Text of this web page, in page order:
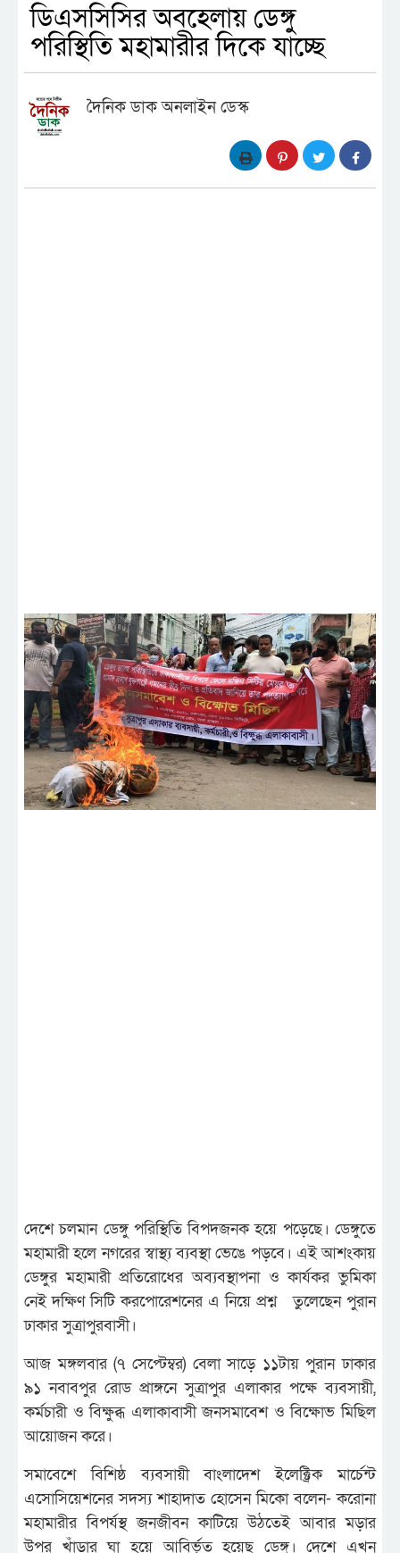
ডিএসসিসির অবহেলায় ডেঙ্গু
পরিস্থিতি মহামারীর দিকে যাচ্ছে
দৈনিক ডাক অনলাইন ডেস্ক
দেশে চলমান ডেঙ্গু পরিস্থিতি বিপদজনক হয়ে পড়েছে। ডেঙ্গুতে
মহামারী হলে নগরের স্বাস্থ্য ব্যবস্থা ভেঙে পড়বে। এই আশংকায়
ডেঙ্গুর মহামারী প্রতিরোধের অব্যবস্থাপনা ও কার্যকর ভুমিকা
নেই দক্ষিণ সিটি করপোরেশনের এ নিয়ে প্রশ্ন তুলেছেন পুরান
ঢাকার সুত্রাপুরবাসী।
আজ মঙ্গলবার (৭ সেপ্টেম্বর) বেলা সাড়ে ১১টায় পুরান ঢাকার
৯১ নবাবপুর রোড প্রাঙ্গনে সুত্রাপুর এলাকার পক্ষে ব্যবসায়ী,
কর্মচারী ও বিক্ষুব্ধ এলাকাবাসী জনসমাবেশ ও বিক্ষোভ মিছিল
আয়োজন করে।
সমাবেশে বিশিষ্ঠ ব্যবসায়ী বাংলাদেশ ইলেক্ট্রিক মার্চেন্ট
এসোসিয়েশনের সদস্য শাহাদাত হোসেন মিকো বলেন- করোনা
মহামারীর বিপর্যস্থ জনজীবন কাটিয়ে উঠতেই আবার মড়ার
উপর খাঁড়ার ঘা হয়ে আবির্ভূত হয়েছ ডেঙ্গু। দেশে এখন